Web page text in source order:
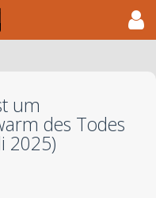
um
des Todes
2025)